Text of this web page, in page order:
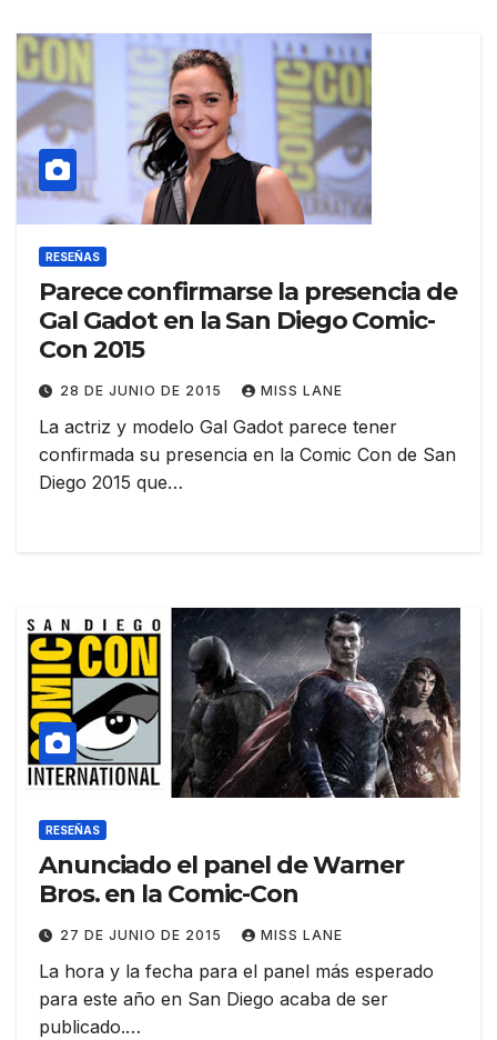
RESEÑAS
Parece confirmarse la presencia de
Gal Gadot en la San Diego Comic-
Con 2015
28 DE JUNIO DE 2015 MISS LANE
La actriz y modelo Gal Gadot parece tener
confirmada su presencia en la Comic Con de San
Diego 2015 que…
RESEÑAS
Anunciado el panel de Warner
Bros. en la Comic-Con
27 DE JUNIO DE 2015 MISS LANE
La hora y la fecha para el panel más esperado
para este año en San Diego acaba de ser
publicado.…